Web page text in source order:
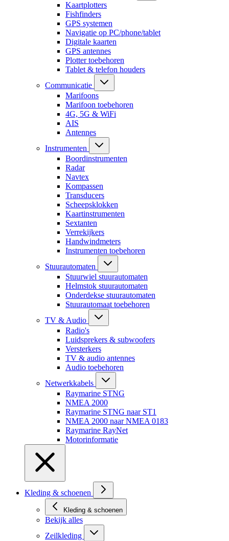
Kaartplotters
Fishfinders
GPS systemen
Navigatie op PC/phone/tablet
Digitale kaarten
GPS antennes
Plotter toebehoren
Tablet & telefon houders
Communicatie
Marifoons
Marifoon toebehoren
4G, 5G & WiFi
AIS
Antennes
Instrumenten
Boordinstrumenten
Radar
Navtex
Kompassen
Transducers
Scheepsklokken
Kaartinstrumenten
Sextanten
Verrekijkers
Handwindmeters
Instrumenten toebehoren
Stuurautomaten
Stuurwiel stuurautomaten
Helmstok stuurautomaten
Onderdekse stuurautomaten
Stuurautomaat toebehoren
TV & Audio
Radio's
Luidsprekers & subwoofers
Versterkers
TV & audio antennes
Audio toebehoren
Netwerkkabels
Raymarine STNG
NMEA 2000
Raymarine STNG naar ST1
NMEA 2000 naar NMEA 0183
Raymarine RayNet
Motorinformatie
Kleding & schoenen
Kleding & schoenen
Bekijk alles
Zeilkleding